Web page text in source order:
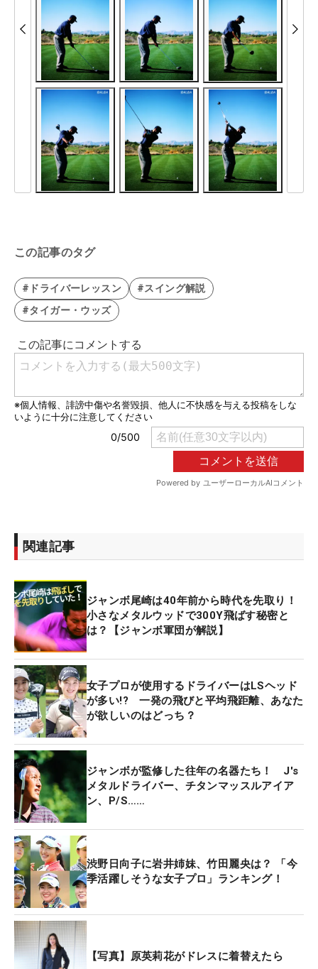
この記事のタグ
#ドライバーレッスン
#スイング解説
#タイガー・ウッズ
関連記事
ジャンボ尾崎は40年前から時代を先取り！
小さなメタルウッドで300Y飛ばす秘密と
は？【ジャンボ軍団が解説】
女子プロが使用するドライバーはLSヘッド
が多い!? 一発の飛びと平均飛距離、あなた
が欲しいのはどっち？
ジャンボが監修した往年の名器たち！ J's
メタルドライバー、チタンマッスルアイア
ン、P/S……
渋野日向子に岩井姉妹、竹田麗央は？ 「今
季活躍しそうな女子プロ」ランキング！
【写真】原英莉花がドレスに着替えたら